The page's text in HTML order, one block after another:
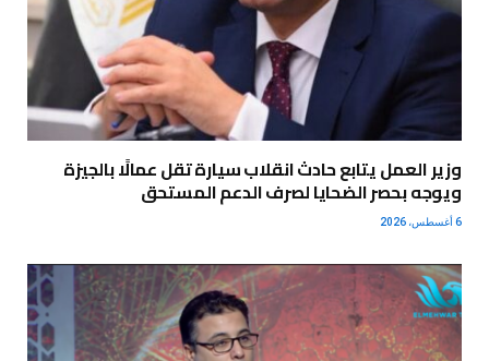
وزير العمل يتابع حادث انقلاب سيارة تقل عمالًا بالجيزة
ويوجه بحصر الضحايا لصرف الدعم المستحق
6 أغسطس، 2026